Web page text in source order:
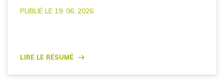
PUBLIÉ LE 19. 06. 2026
Lire le résumé